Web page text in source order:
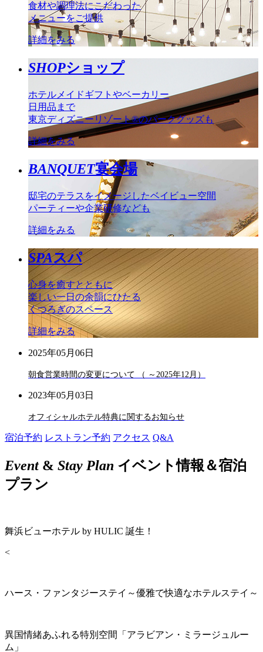
食材や調理法にこだわった
メニューをご提供
詳細をみる
SHOPショップ
ホテルメイドギフトやベーカリー
日用品まで
東京ディズニーリゾート®のパークグッズも
詳細をみる
BANQUET宴会場
邸宅のテラスをイメージしたベイビュー空間
パーティーや企業研修なども
詳細をみる
SPAスパ
心身を癒すとともに
楽しい一日の余韻にひたる
くつろぎのスペース
詳細をみる
2025年05月06日
朝食営業時間の変更について （ ～2025年12月）
2023年05月03日
オフィシャルホテル特典に関するお知らせ
宿泊予約 レストラン予約 アクセス Q&A
Event& Stay Plan イベント情報＆宿泊
プラン
舞浜ビューホテル by HULIC 誕生！
<
ハース・ファンタジーステイ～優雅で快適なホテルステイ～
異国情緒あふれる特別空間「アラビアン・ミラージュルー
ム」